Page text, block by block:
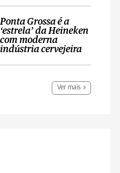
Ponta Grossa é a
‘estrela’ da Heineken
com moderna
indústria cervejeira
Ver mais